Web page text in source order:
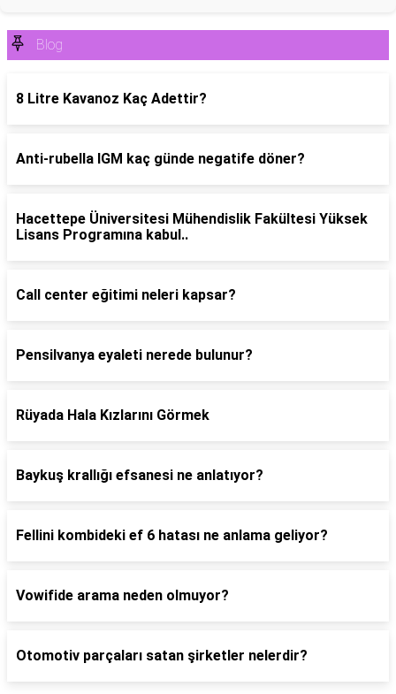
Blog
8 Litre Kavanoz Kaç Adettir?
Anti-rubella IGM kaç günde negatife döner?
Hacettepe Üniversitesi Mühendislik Fakültesi Yüksek
Lisans Programına kabul..
Call center eğitimi neleri kapsar?
Pensilvanya eyaleti nerede bulunur?
Rüyada Hala Kızlarını Görmek
Baykuş krallığı efsanesi ne anlatıyor?
Fellini kombideki ef 6 hatası ne anlama geliyor?
Vowifide arama neden olmuyor?
Otomotiv parçaları satan şirketler nelerdir?